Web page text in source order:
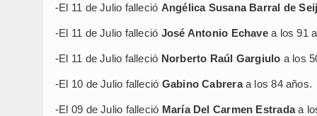
-El 11 de Julio falleció Angélica Susana Barral de
-El 11 de Julio falleció José Antonio Echavea los 91
-El 11 de Julio falleció Norberto Raúl Gargiulo a los
-El 10 de Julio falleció Gabino Cabreraa los 84 años.
-El 09 de Julio falleció María Del Carmen Estradaa